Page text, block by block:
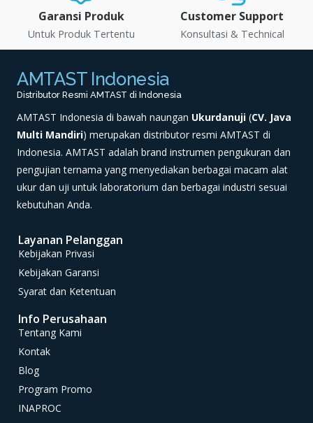
Garansi Produk
Untuk Produk Tertentu
Customer Support
Konsultasi & Technical
AMTAST Indonesia
Distributor Resmi AMTAST di Indonesia
AMTAST Indonesia di bawah naungan Ukurdanuji (CV. Java
Multi Mandiri) merupakan distributor resmi AMTAST di
Indonesia. AMTAST adalah brand instrumen pengukuran dan
pengujian ternama yang menyediakan berbagai macam alat
ukur dan uji untuk laboratorium dan berbagai industri sesuai
kebutuhan Anda.
Layanan Pelanggan
Kebijakan Privasi
Kebijakan Garansi
Syarat dan Ketentuan
Info Perusahaan
Tentang Kami
Kontak
Blog
Program Promo
INAPROC